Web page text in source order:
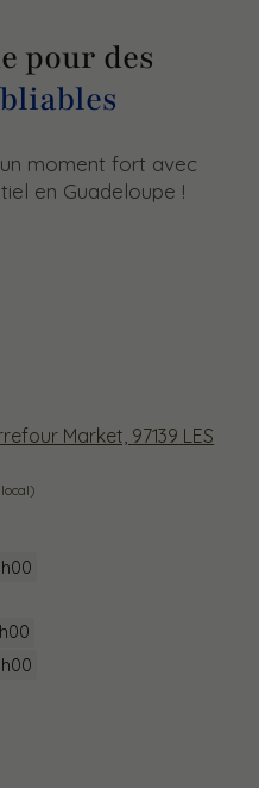
Market, 97139 LES
pour des
moment fort avec
en Guadeloupe !